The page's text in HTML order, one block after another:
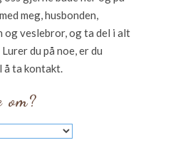
meg, husbonden,
og veslebror, og ta del i alt
du på noe, er du
å ta kontakt.
om?